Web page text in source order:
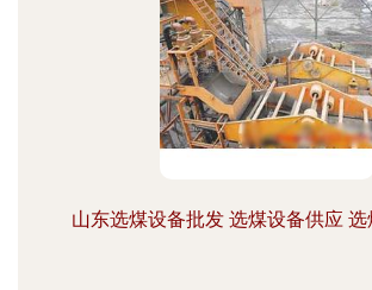
山东选煤设备批发 选煤设备供应